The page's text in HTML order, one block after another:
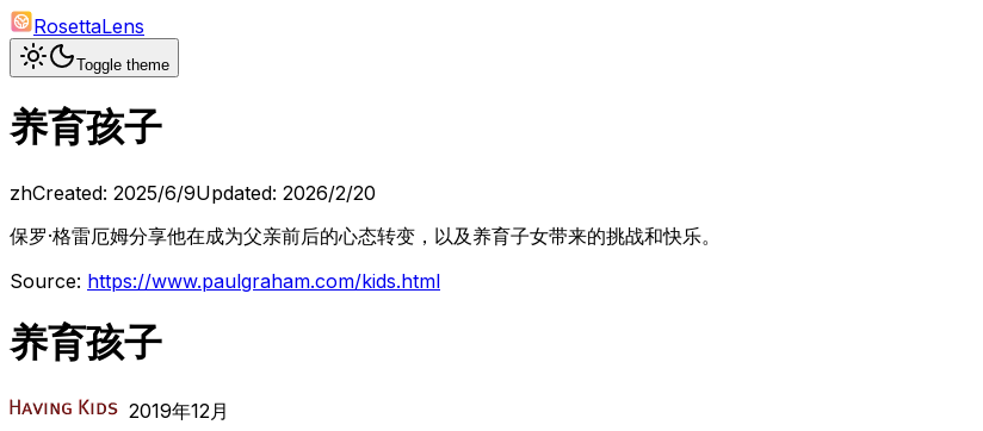
RosettaLens
Toggle theme
养育孩子
zhCreated: 2025/6/9Updated: 2026/2/20
保罗·格雷厄姆分享他在成为父亲前后的心态转变，以及养育子女带来的挑战和快乐。
Source: https://www.paulgraham.com/kids.html
养育孩子
2019年12月